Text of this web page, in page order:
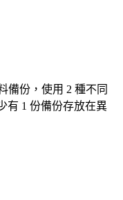
備份，使用 2 種不同
有 1 份備份存放在異